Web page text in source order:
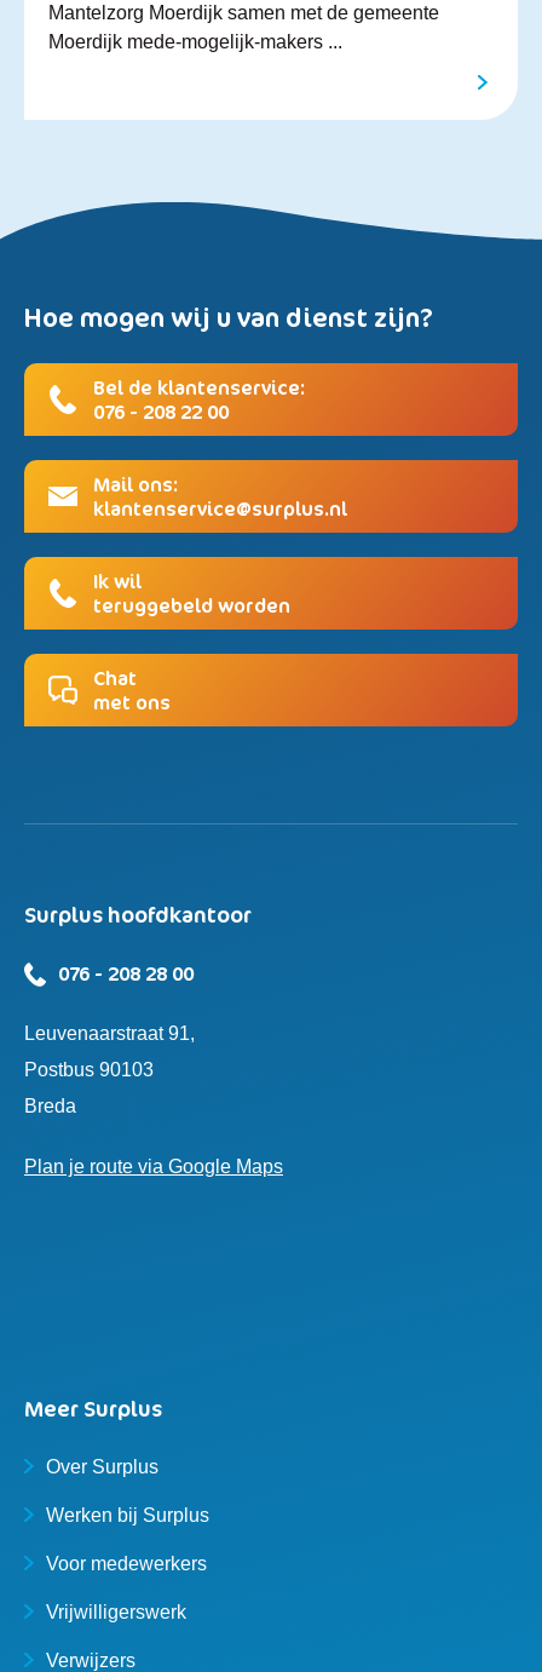
Mantelzorg Moerdijk samen met de gemeente
Moerdijk mede-mogelijk-makers ...
Hoe mogen wij u van dienst zijn?
Bel de klantenservice:
076 - 208 22 00
Mail ons:
klantenservice@surplus.nl
Ik wil
teruggebeld worden
Chat
met ons
Surplus hoofdkantoor
076 - 208 28 00
Leuvenaarstraat 91,
Postbus 90103
Breda
Plan je route via Google Maps
Meer Surplus
Over Surplus
Werken bij Surplus
Voor medewerkers
Vrijwilligerswerk
Verwijzers